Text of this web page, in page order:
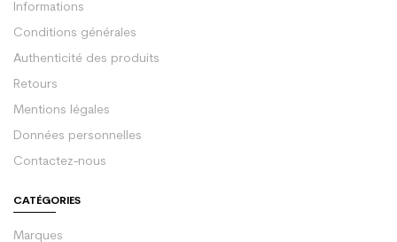
Informations
Conditions générales
Authenticité des produits
Retours
Mentions légales
Données personnelles
Contactez-nous
CATÉGORIES
Marques